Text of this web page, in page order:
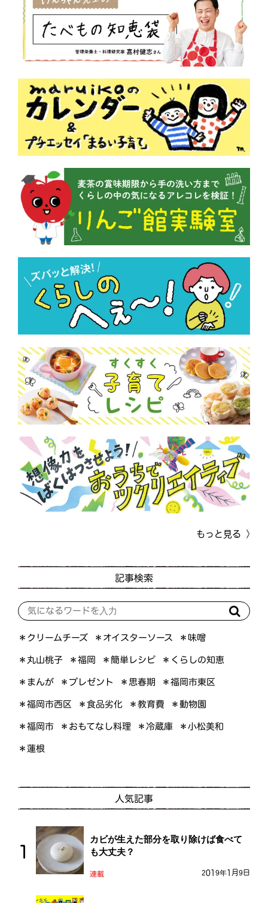
もっと見る
記事検索
＊クリームチーズ ＊オイスターソース ＊味噌
＊丸山桃子 ＊福岡 ＊簡単レシピ ＊くらしの知恵
＊まんが ＊プレゼント ＊思春期 ＊福岡市東区
＊福岡市西区 ＊食品劣化 ＊教育費 ＊動物園
＊福岡市 ＊おもてなし料理 ＊冷蔵庫 ＊小松美和
＊蓮根
人気記事
カビが生えた部分を取り除けば食べて
も大丈夫？
連載 2019年1月9日